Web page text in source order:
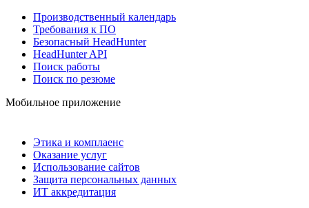
Производственный календарь
Требования к ПО
Безопасный HeadHunter
HeadHunter API
Поиск работы
Поиск по резюме
Мобильное приложение
Этика и комплаенс
Оказание услуг
Использование сайтов
Защита персональных данных
ИТ аккредитация